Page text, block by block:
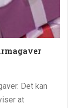
Det kan
at